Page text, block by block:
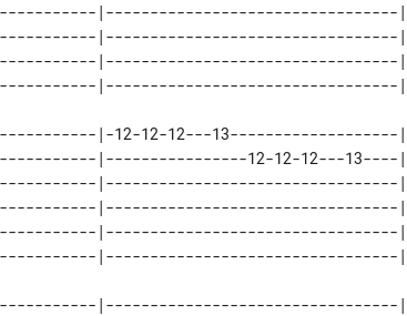
|---------------------------------|
|---------------------------------|
|---------------------------------|
|-12-12-12---13-------------------|
|----------------12-12-12---13----|
|---------------------------------|
|---------------------------------|
|---------------------------------|
|---------------------------------|